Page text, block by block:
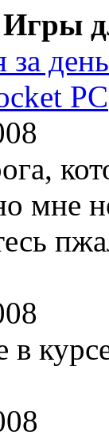
день
PC
мне